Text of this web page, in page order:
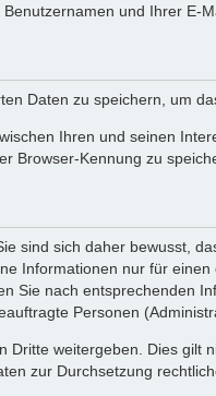
und Ihrer
Daten zu speichern, um
Ihren und seinen
Browser-Kennung zu
sind sich daher bewusst,
Informationen nur für
Sie nach entsprechenden
Personen
weitergeben. Dies gilt
zur Durchsetzung